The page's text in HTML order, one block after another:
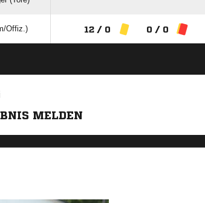
Offiz.) 12 / 0 0 / 0
MELDEN